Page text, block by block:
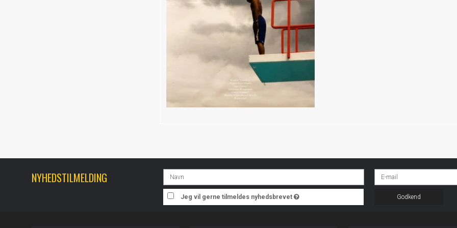
NYHEDSTILMELDING
Jeg vil gerne tilmeldes nyhedsbrevet Godkend